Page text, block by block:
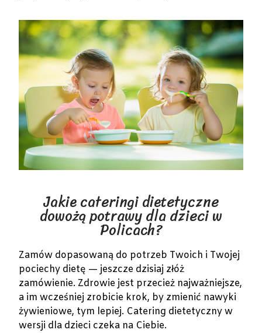
Jakie cateringi dietetyczne
dowożą potrawy dla dzieci w
Policach?
Zamów dopasowaną do potrzeb Twoich i Twojej
pociechy dietę — jeszcze dzisiaj złóż
zamówienie. Zdrowie jest przecież najważniejsze,
a im wcześniej zrobicie krok, by zmienić nawyki
żywieniowe, tym lepiej. Catering dietetyczny w
wersji dla dzieci czeka na Ciebie.